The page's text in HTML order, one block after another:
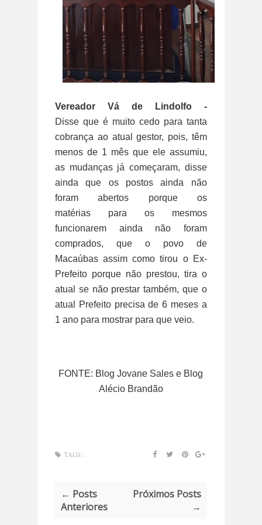
Vereador Vá de Lindolfo -
Disse que é muito cedo para tanta
cobrança ao atual gestor, pois, têm
menos de 1 mês que ele assumiu,
as mudanças já começaram, disse
ainda que os postos ainda não
foram abertos porque os
matérias para os mesmos
funcionarem ainda não foram
comprados, que o povo de
Macaúbas assim como tirou o Ex-
Prefeito porque não prestou, tira o
atual se não prestar também, que o
atual Prefeito precisa de 6 meses a
1 ano para mostrar para que veio.
FONTE: Blog Jovane Sales e Blog
Alécio Brandão
TAGS :
← Posts
Anteriores
Próximos Posts
→